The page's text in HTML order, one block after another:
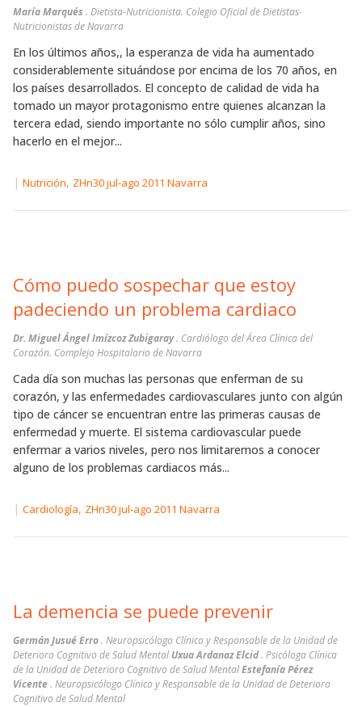
María Marqués . Dietista-Nutricionista. Colegio Oficial de Dietistas-
Nutricionistas de Navarra
En los últimos años,, la esperanza de vida ha aumentado
considerablemente situándose por encima de los 70 años, en
los países desarrollados. El concepto de calidad de vida ha
tomado un mayor protagonismo entre quienes alcanzan la
tercera edad, siendo importante no sólo cumplir años, sino
hacerlo en el mejor...
| Nutrición, ZHn30 jul-ago 2011 Navarra
Cómo puedo sospechar que estoy
padeciendo un problema cardiaco
Dr. Miguel Ángel Imízcoz Zubigaray. Cardiólogo del Área Clínica del
Corazón. Complejo Hospitalario de Navarra
Cada día son muchas las personas que enferman de su
corazón, y las enfermedades cardiovasculares junto con algún
tipo de cáncer se encuentran entre las primeras causas de
enfermedad y muerte. El sistema cardiovascular puede
enfermar a varios niveles, pero nos limitaremos a conocer
alguno de los problemas cardiacos más...
| Cardiología, ZHn30 jul-ago 2011 Navarra
La demencia se puede prevenir
Germán Jusué Erro. Neuropsicólogo Clínico y Responsable de la Unidad de
Deterioro Cognitivo de Salud Mental Uxua Ardanaz Elcid. Psicóloga Clínica
de la Unidad de Deterioro Cognitivo de Salud MentalEstefanía Pérez
Vicente. Neuropsicólogo Clínico y Responsable de la Unidad de Deterioro
Cognitivo de Salud Mental